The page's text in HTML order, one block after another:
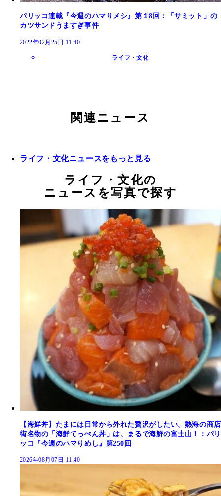
パリッコ連載『今週のハマりメシ』第１8回：「サミット」の
カツサンドうますぎ事件
2022年02月25日 11:40
ライフ・文化
関連ニュース
ライフ・文化ニュースをもっと見る
ライフ・文化の
ニュースを写真で探す
【海鮮丼】たまには日常から外れた贅沢がしたい。熱海の商店
街名物の「海鮮てっぺん丼」は、まるで海鮮の富士山！：パリ
ッコ『今週のハマりめし』第250回
2026年08月07日 11:40